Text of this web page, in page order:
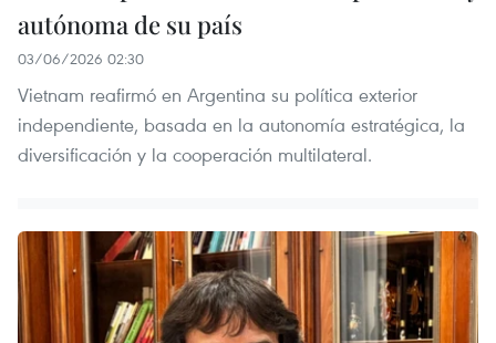
autónoma de su país
03/06/2026 02:30
Vietnam reafirmó en Argentina su política exterior
independiente, basada en la autonomía estratégica, la
diversificación y la cooperación multilateral.